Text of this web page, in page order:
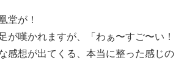
堂が！
が嘆かれますが、「わぁ〜すご〜い！
感想が出てくる、本当に整った感じの